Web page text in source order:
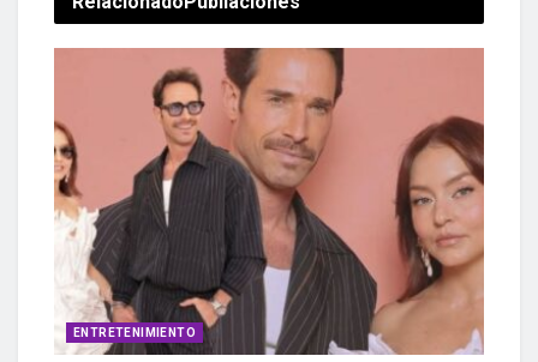
ENTRETENIMIENTO